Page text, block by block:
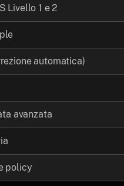
Livello 1 e 2
automatica)
avanzata
policy